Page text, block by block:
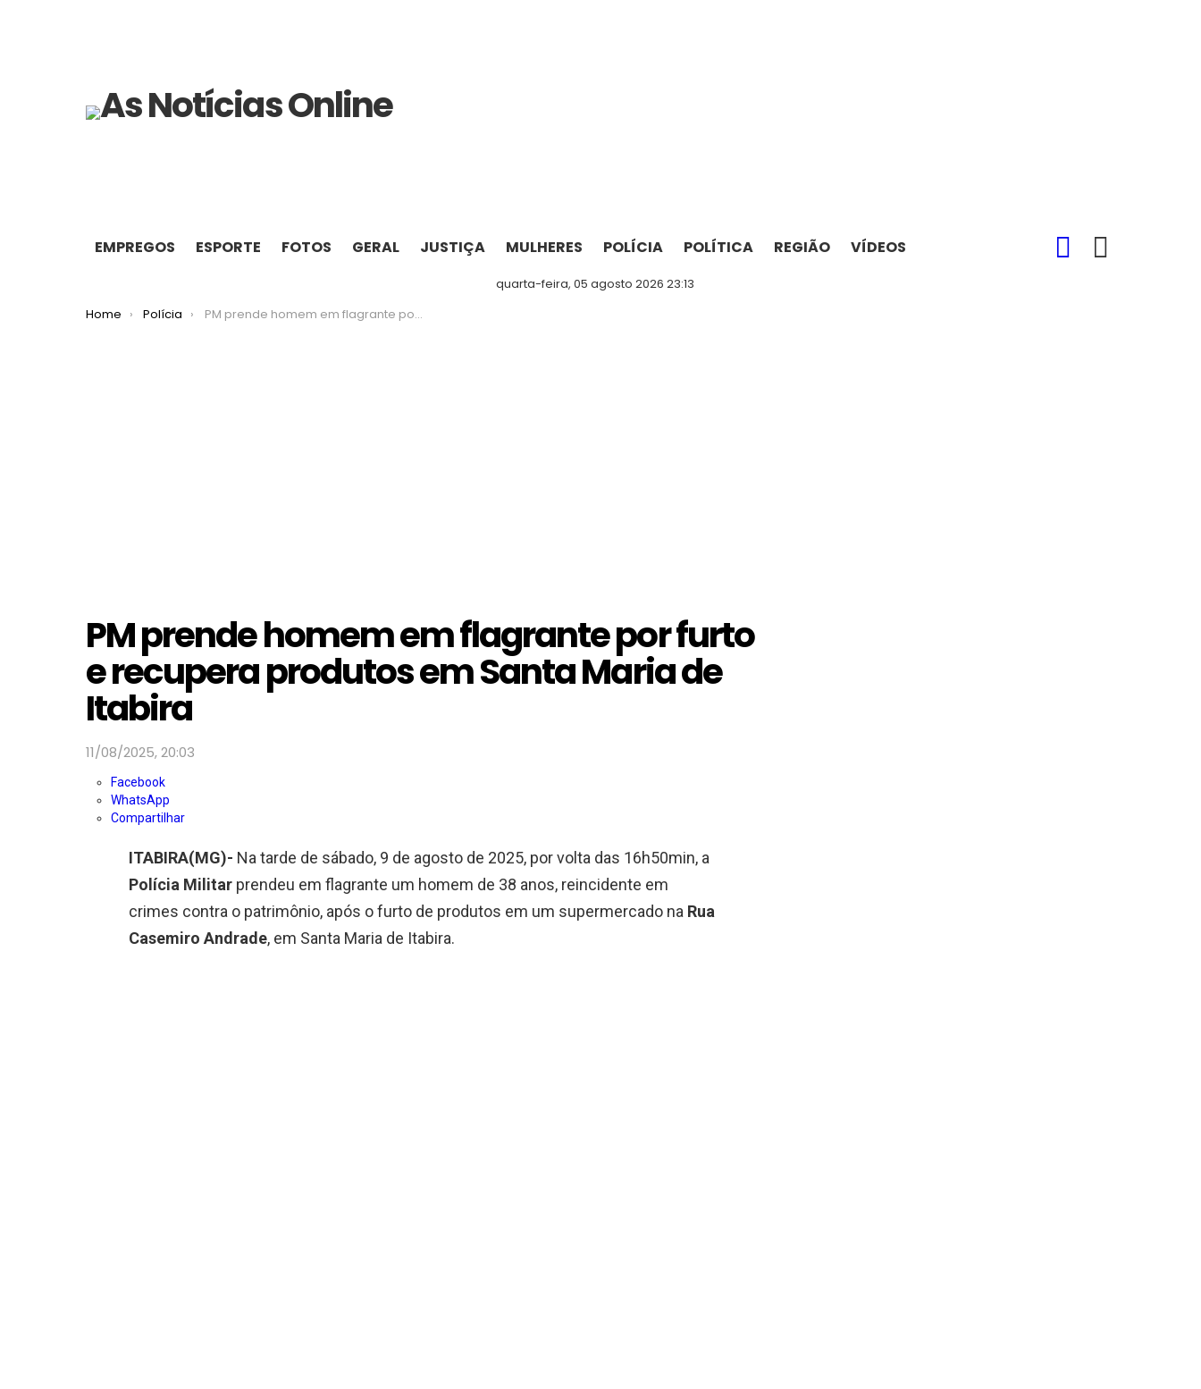
EMPREGOS ESPORTE FOTOS GERAL JUSTIÇA MULHERES POLÍCIA POLÍTICA REGIÃO VÍDEOS
SEARCH
quarta-feira, 05 agosto 2026 23:13
You are here:
Home Polícia PM prende homem em flagrante por furto e recupera produtos em Santa Maria de Itabira
PM prende homem em flagrante por furto
e recupera produtos em Santa Maria de
Itabira
11/08/2025, 20:03
Facebook
WhatsApp
Compartilhar
ITABIRA(MG)- Na tarde de sábado, 9 de agosto de 2025, por volta das 16h50min, a
Polícia Militar prendeu em flagrante um homem de 38 anos, reincidente em
crimes contra o patrimônio, após o furto de produtos em um supermercado na Rua
Casemiro Andrade, em Santa Maria de Itabira.